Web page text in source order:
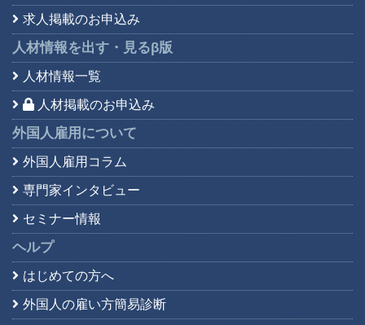
求人掲載のお申込み
人材情報を出す・見るβ版
人材情報一覧
人材掲載のお申込み
外国人雇用について
外国人雇用コラム
専門家インタビュー
セミナー情報
ヘルプ
はじめての方へ
外国人の雇い方簡易診断